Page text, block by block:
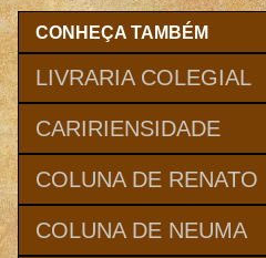
CONHEÇA TAMBÉM
LIVRARIA COLEGIAL
CARIRIENSIDADE
COLUNA DE RENATO
COLUNA DE NEUMA